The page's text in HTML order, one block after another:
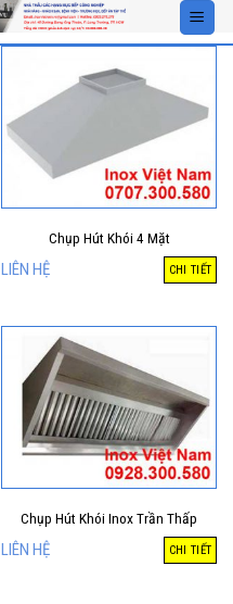
Chụp Hút Khói 4 Mặt
LIÊN HỆ CHI TIẾT
Chụp Hút Khói Inox Trần Thấp
LIÊN HỆ CHI TIẾT